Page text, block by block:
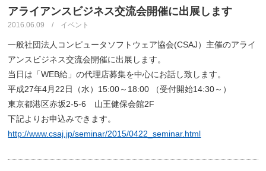
アライアンスビジネス交流会開催に出展します
2016.06.09 / イベント
一般社団法人コンピュータソフトウェア協会(CSAJ）主催のアライ
アンスビジネス交流会開催に出展します。
当日は「WEB給」の代理店募集を中心にお話し致します。
平成27年4月22日（水）15:00～18:00 （受付開始14:30～）
東京都港区赤坂2-5-6 山王健保会館2F
下記よりお申込みできます。
http://www.csaj.jp/seminar/2015/0422_seminar.html